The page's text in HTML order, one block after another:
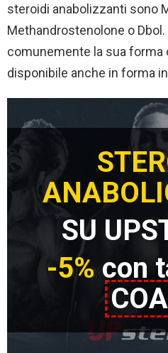
steroidi anabolizzanti sono
Methandrostenolone o
comunemente la sua forma
disponibile anche in forma
SU
-5% con